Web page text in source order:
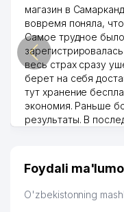
магазин в
вовремя поняла,
Самое трудное
весь страх сразу
берет на себя
тут хранение
экономия. Раньше
результаты. В
дальше развиваюсь
Hamida 03.08.2026
Foydali
O'zbekistonning